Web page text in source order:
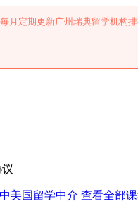
月定期更新广州瑞典留学机构
美国留学中介 查看全部